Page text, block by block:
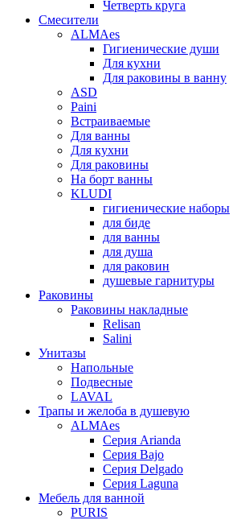
Четверть круга
Смесители
ALMAes
Гигиенические души
Для кухни
Для раковины в ванну
ASD
Paini
Встраиваемые
Для ванны
Для кухни
Для раковины
На борт ванны
KLUDI
гигиенические наборы
для биде
для ванны
для душа
для раковин
душевые гарнитуры
Раковины
Раковины накладные
Relisan
Salini
Унитазы
Напольные
Подвесные
LAVAL
Трапы и желоба в душевую
ALMAes
Серия Arianda
Серия Bajo
Серия Delgado
Серия Laguna
Мебель для ванной
PURIS